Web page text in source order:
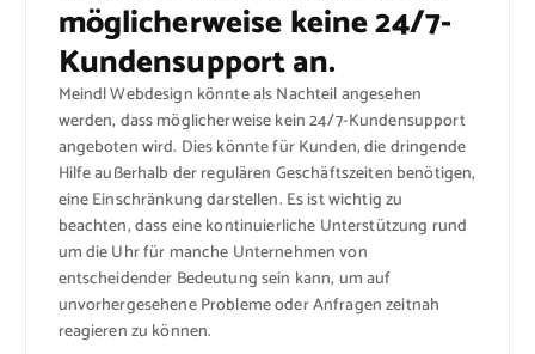
möglicherweise keine 24/7-
Kundensupport an.
Meindl Webdesign könnte als Nachteil angesehen
werden, dass möglicherweise kein 24/7-Kundensupport
angeboten wird. Dies könnte für Kunden, die dringende
Hilfe außerhalb der regulären Geschäftszeiten benötigen,
eine Einschränkung darstellen. Es ist wichtig zu
beachten, dass eine kontinuierliche Unterstützung rund
um die Uhr für manche Unternehmen von
entscheidender Bedeutung sein kann, um auf
unvorhergesehene Probleme oder Anfragen zeitnah
reagieren zu können.